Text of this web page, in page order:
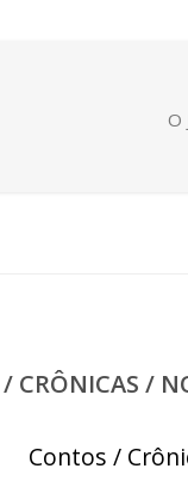
O
CRÔNICAS /
Contos /